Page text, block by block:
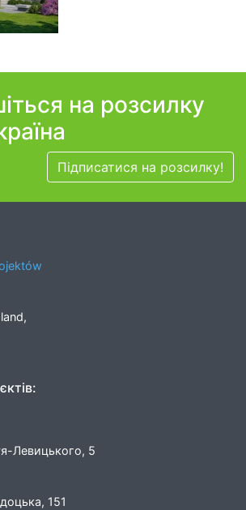
на розсилку
Підписатися на розсилку!
Левицького, 5
151